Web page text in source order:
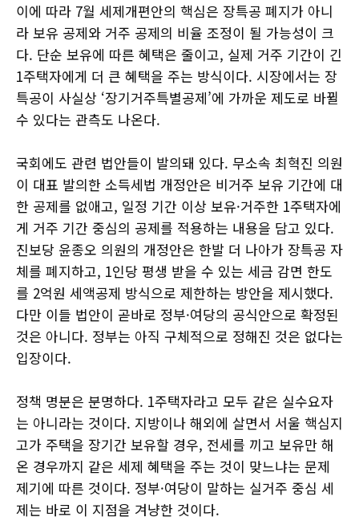
이에 따라 7월 세제개편안의 핵심은 장특공 폐지가 아니
라 보유 공제와 거주 공제의 비율 조정이 될 가능성이 크
다. 단순 보유에 따른 혜택은 줄이고, 실제 거주 기간이 긴
1주택자에게 더 큰 혜택을 주는 방식이다. 시장에서는 장
특공이 사실상 ‘장기거주특별공제’에 가까운 제도로 바뀔
수 있다는 관측도 나온다.
국회에도 관련 법안들이 발의돼 있다. 무소속 최혁진 의원
이 대표 발의한 소득세법 개정안은 비거주 보유 기간에 대
한 공제를 없애고, 일정 기간 이상 보유·거주한 1주택자에
게 거주 기간 중심의 공제를 적용하는 내용을 담고 있다.
진보당 윤종오 의원의 개정안은 한발 더 나아가 장특공 자
체를 폐지하고, 1인당 평생 받을 수 있는 세금 감면 한도
를 2억원 세액공제 방식으로 제한하는 방안을 제시했다.
다만 이들 법안이 곧바로 정부·여당의 공식안으로 확정된
것은 아니다. 정부는 아직 구체적으로 정해진 것은 없다는
입장이다.
정책 명분은 분명하다. 1주택자라고 모두 같은 실수요자
는 아니라는 것이다. 지방이나 해외에 살면서 서울 핵심지
고가 주택을 장기간 보유할 경우, 전세를 끼고 보유만 해
온 경우까지 같은 세제 혜택을 주는 것이 맞느냐는 문제
제기에 따른 것이다. 정부·여당이 말하는 실거주 중심 세
제는 바로 이 지점을 겨냥한 것이다.